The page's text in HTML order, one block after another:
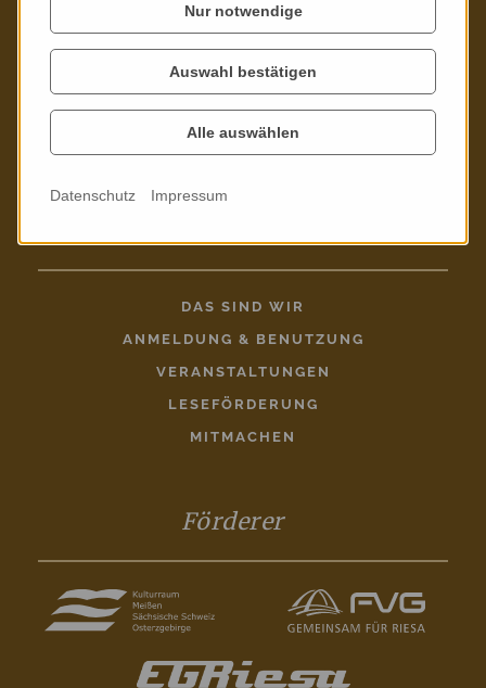
Poppitzer Platz 3
01589 Riesa
@stadtbibliothek-riesa.de
DAS SIND WIR
ANMELDUNG & BENUTZUNG
VERANSTALTUNGEN
LESEFÖRDERUNG
MITMACHEN
Förderer
Nur notwendige
Auswahl bestätigen
Alle auswählen
Datenschutz Impressum